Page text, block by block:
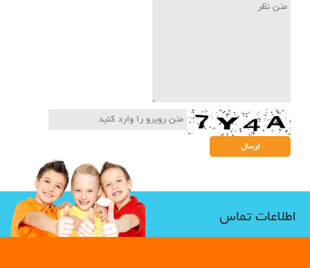
اطلاعات تماس